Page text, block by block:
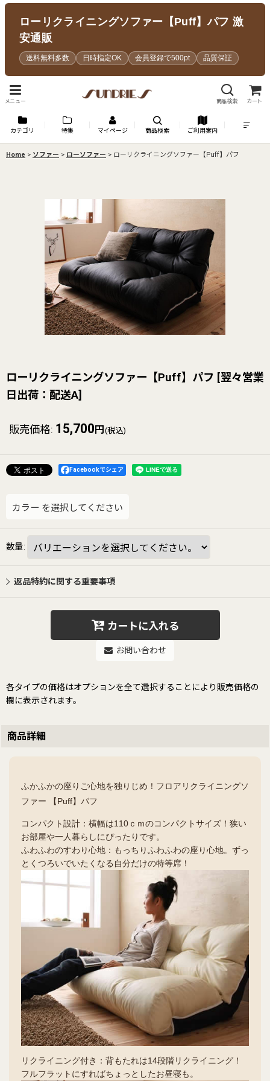
ローリクライニングソファー【Puff】パフ 激
安通販
送料無料多数 日時指定OK 会員登録で500pt 品質保証
メニュー 商品検索 カート
カテゴリ 特集 マイページ 商品検索 ご利用案内
Home > ソファー > ローソファー > ローリクライニングソファー【Puff】パフ
ローリクライニングソファー【Puff】パフ [翌々営業
日出荷：配送A]
販売価格: 15,700 円 (税込)
Facebookでシェア
カラー を選択してください
数量:
返品特約に関する重要事項
カートに入れる
お問い合わせ
各タイプの価格はオプションを全て選択することにより販売価格の
欄に表示されます。
商品詳細
ふかふかの座りご心地を独りじめ！フロアリクライニングソ
ファー 【Puff】パフ
コンパクト設計：横幅は110ｃｍのコンパクトサイズ！狭い
お部屋や一人暮らしにぴったりです。
ふわふわのすわり心地：もっちりふわふわの座り心地。ずっ
とくつろいでいたくなる自分だけの特等席！
リクライニング付き：背もたれは14段階リクライニング！
フルフラットにすればちょっとしたお昼寝も。